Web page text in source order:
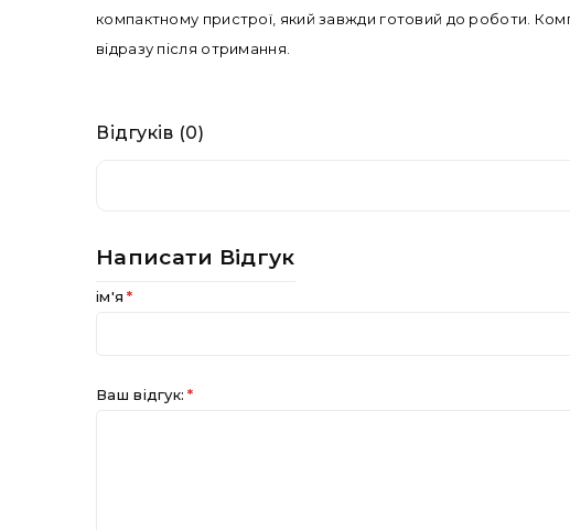
компактному пристрої, який завжди готовий до роботи.
відразу після отримання.
Відгуків (0)
Написати Відгук
ім'я
Ваш відгук: